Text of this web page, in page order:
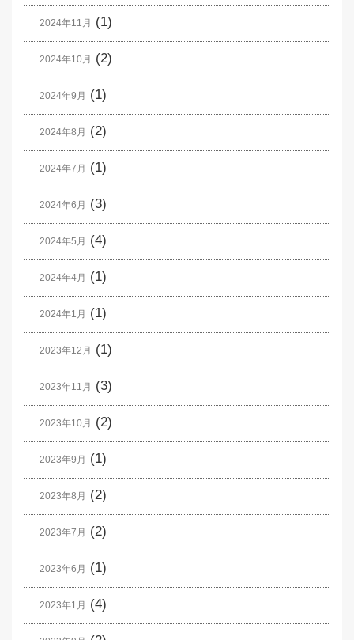
2024年11月 (1)
2024年10月 (2)
2024年9月 (1)
2024年8月 (2)
2024年7月 (1)
2024年6月 (3)
2024年5月 (4)
2024年4月 (1)
2024年1月 (1)
2023年12月 (1)
2023年11月 (3)
2023年10月 (2)
2023年9月 (1)
2023年8月 (2)
2023年7月 (2)
2023年6月 (1)
2023年1月 (4)